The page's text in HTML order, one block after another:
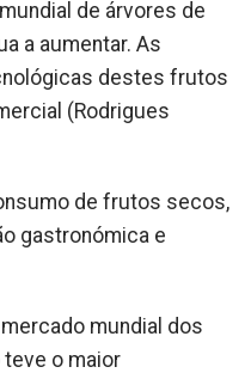
de árvores de
a aumentar. As
destes frutos
(Rodrigues
de frutos secos,
gastronómica e
mundial dos
o maior